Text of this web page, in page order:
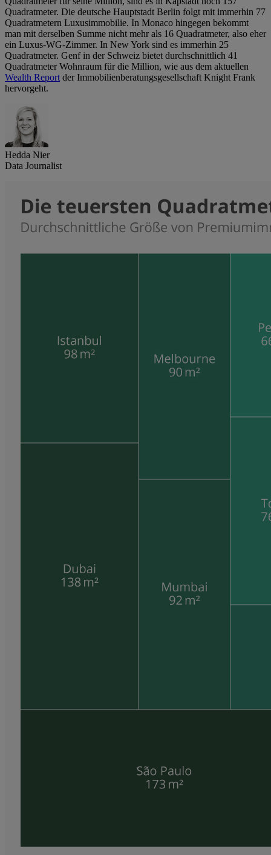
Quadratmeter. Die deutsche Hauptstadt Berlin folgt mit immerhin 77
Quadratmetern Luxusimmobilie. In Monaco hingegen bekommt
man mit derselben Summe nicht mehr als 16 Quadratmeter, also eher
ein Luxus-WG-Zimmer. In New York sind es immerhin 25
Quadratmeter. Genf in der Schweiz bietet durchschnittlich 41
Quadratmeter Wohnraum für die Million, wie aus dem aktuellen
Wealth Reportder Immobilienberatungsgesellschaft Knight Frank
hervorgeht.
Hedda Nier
Data Journalist